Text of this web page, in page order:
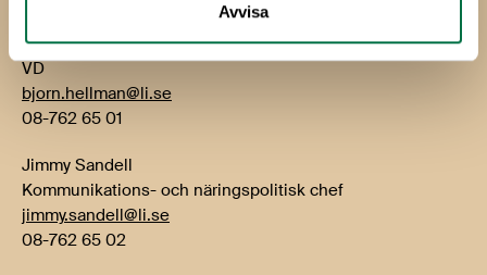
Avvisa
Björn Hellman
VD
bjorn.hellman@li.se
08-762 65 01
Jimmy Sandell
Kommunikations- och näringspolitisk chef
jimmy.sandell@li.se
08-762 65 02